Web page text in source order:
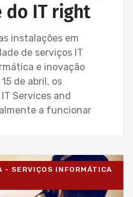
do IT right
instalações em
de serviços IT
e inovação
de abril, os
Services and
a funcionar
- SERVIÇOS INFORMÁTICA